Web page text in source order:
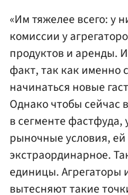
«Им тяжелее всего: у
комиссии у
продуктов и аренды.
факт, так как именно
начинаться новые
Однако чтобы сейчас
в сегменте
рыночные условия, ей
экстраординарное.
единицы. Агрегаторы
вытесняют такие